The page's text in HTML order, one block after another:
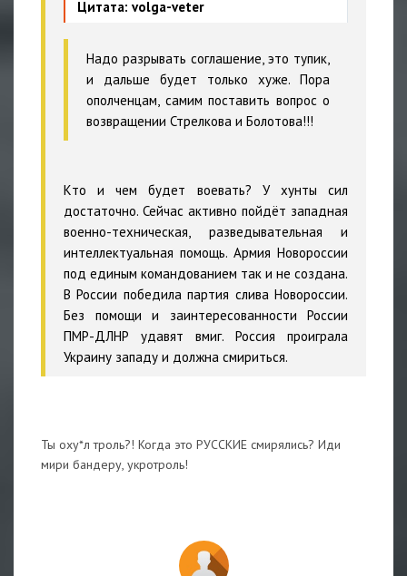
Цитата: volga-veter
Надо разрывать соглашение, это тупик,
и дальше будет только хуже. Пора
ополченцам, самим поставить вопрос о
возвращении Стрелкова и Болотова!!!
Кто и чем будет воевать? У хунты сил
достаточно. Сейчас активно пойдёт западная
военно-техническая, разведывательная и
интеллектуальная помощь. Армия Новороссии
под единым командованием так и не создана.
В России победила партия слива Новороссии.
Без помощи и заинтересованности России
ПМР-ДЛНР удавят вмиг. Россия проиграла
Украину западу и должна смириться.
Ты оху*л троль?! Когда это РУССКИЕ смирялись? Иди
мири бандеру, укротроль!